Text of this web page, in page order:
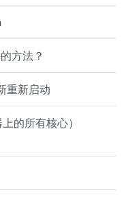
方法？
重新启动
的所有核心）